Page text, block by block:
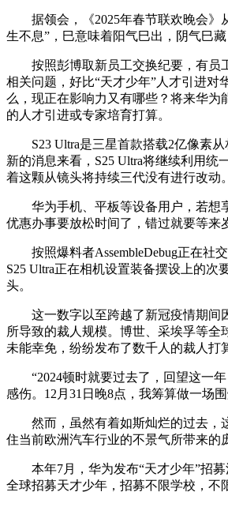
据领会，《2025年春节联欢晚会》
生不息”，巳意味着阳气巳出，阴气巳藏
按照彭博取新员工交换纪要，有员
相关问题，好比“天才少年”人才引进对
么，现正在影响力又有哪些？将来华为
的人才引进或专家培育打算。
S23 Ultra是三星首款搭载2亿像素从
新的消息来看，S25 Ultra将继续利用统
着这颗从镜头将持续三代没有进行改动。
华为手机、平板等设备用户，若想
优惠办事要放松时间了，错过就要等来
按照爆料者AssembleDebug正在社交
S25 Ultra正在相机设置装备摆设上的次
头。
这一数字以至跨越了新冠疫情期间
所导致的裁人规模。博世、采埃孚等全
未能幸免，纷纷发布了数千人的裁人打
“2024顿时就要过去了，回望这一年
感伤。12月31日晚8点，我筹算做一场围
然而，虽然有着如斯灿烂的过去，
住当前欧洲汽车行业的不景气所带来的
本年7月，华为发布“天才少年”招募
全球招募天才少年，招募不限学校，不